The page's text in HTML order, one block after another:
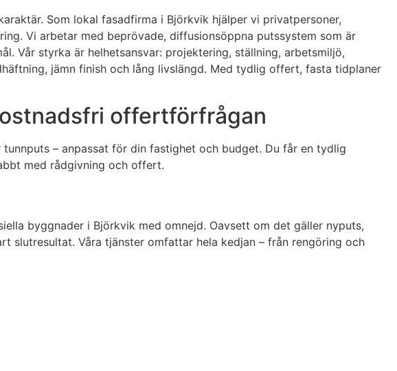
Som lokal fasadfirma i Björkvik hjälper vi privatpersoner,
Vi arbetar med beprövade, diffusionsöppna putssystem som är
Vår styrka är helhetsansvar: projektering, ställning, arbetsmiljö,
jämn finish och lång livslängd. Med tydlig offert, fasta tidplaner
offertförfrågan
– anpassat för din fastighet och budget. Du får en tydlig
med rådgivning och offert.
byggnader i Björkvik med omnejd. Oavsett om det gäller nyputs,
slutresultat. Våra tjänster omfattar hela kedjan – från rengöring och